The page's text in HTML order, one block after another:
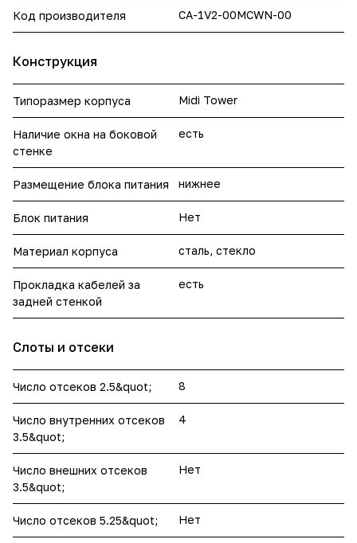
Код производителя CA-1V2-00MCWN-00
Конструкция
Типоразмер корпуса Midi Tower
Наличие окна на боковой
стенке
есть
Размещение блока питания нижнее
Блок питания Нет
Материал корпуса сталь, стекло
Прокладка кабелей за
задней стенкой
есть
Слоты и отсеки
Число отсеков 2.5&quot; 8
Число внутренних отсеков
3.5&quot;
4
Число внешних отсеков
3.5&quot;
Нет
Число отсеков 5.25&quot; Нет